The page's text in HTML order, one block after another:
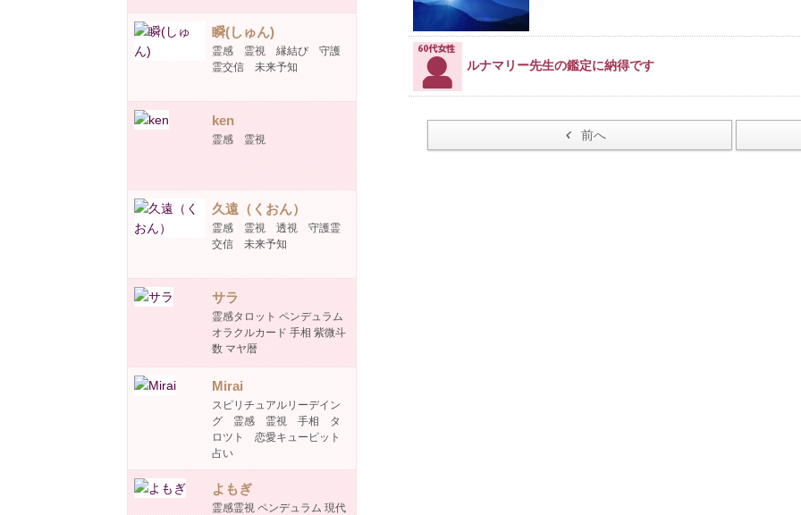
瞬(しゅん)
霊感 霊視 縁結び 守護
霊交信 未来予知
ken
霊感 霊視
久遠（くおん）
霊感 霊視 透視 守護霊
交信 未来予知
サラ
霊感タロット ペンデュラム
オラクルカード 手相 紫微斗
数 マヤ暦
Mirai
スピリチュアルリーデイン
グ 霊感 霊視 手相 タ
ロツト 恋愛キューピット
占い
よもぎ
霊感霊視 ペンデュラム 現代
ルナマリー先生の鑑定に納得です
前へ